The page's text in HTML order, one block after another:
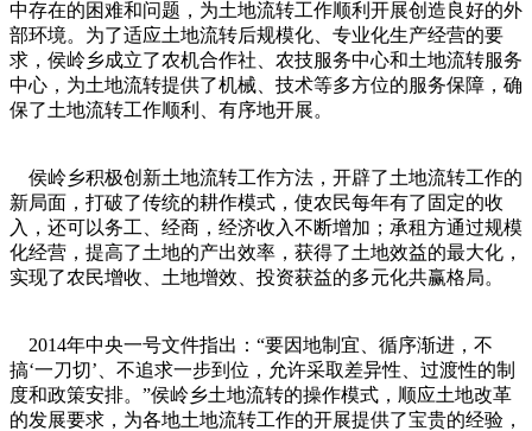
中存在的困难和问题，为土地流转工作顺利开展创造良好的外
部环境。为了适应土地流转后规模化、专业化生产经营的要
求，侯岭乡成立了农机合作社、农技服务中心和土地流转服务
中心，为土地流转提供了机械、技术等多方位的服务保障，确
保了土地流转工作顺利、有序地开展。
侯岭乡积极创新土地流转工作方法，开辟了土地流转工作的
新局面，打破了传统的耕作模式，使农民每年有了固定的收
入，还可以务工、经商，经济收入不断增加；承租方通过规模
化经营，提高了土地的产出效率，获得了土地效益的最大化，
实现了农民增收、土地增效、投资获益的多元化共赢格局。
2014年中央一号文件指出：“要因地制宜、循序渐进，不
搞‘一刀切’、不追求一步到位，允许采取差异性、过渡性的制
度和政策安排。”侯岭乡土地流转的操作模式，顺应土地改革
的发展要求，为各地土地流转工作的开展提供了宝贵的经验，